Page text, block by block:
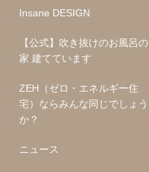
Insane DESIGN
【公式】吹き抜けのお風呂の
家 建てています
ZEH（ゼロ・エネルギー住
宅）ならみんな同じでしょう
か？
ニュース